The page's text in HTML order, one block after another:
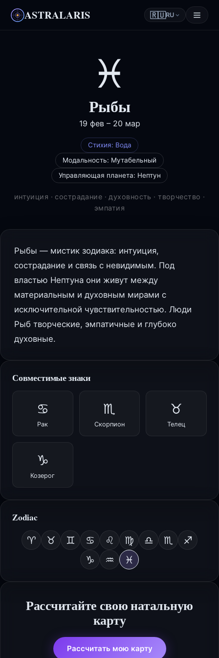
ASTRALARIS 🇷🇺RU
♓
Рыбы
19 фев – 20 мар
Стихия: Вода
Модальность: Мутабельный
Управляющая планета: Нептун
интуиция · сострадание · духовность · творчество ·
эмпатия
Рыбы — мистик зодиака: интуиция,
сострадание и связь с невидимым. Под
властью Нептуна они живут между
материальным и духовным мирами с
исключительной чувствительностью. Люди
Рыб творческие, эмпатичные и глубоко
духовные.
Совместимые знаки
♋
Рак
♏
Скорпион
♉
Телец
♑
Козерог
Zodiac
♈ ♉ ♊ ♋ ♌ ♍ ♎ ♏
♐
♑
♒ ♓
Рассчитайте свою натальную
карту
Рассчитать мою карту